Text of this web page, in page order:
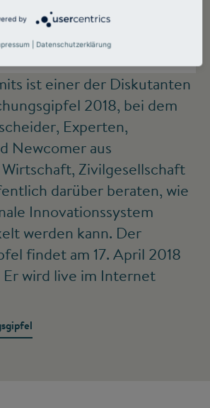
ist einer der Diskutanten
2018, bei dem
Experten,
Newcomer aus
Zivilgesellschaft
darüber beraten, wie
Innovationssystem
werden kann. Der
findet am 17. April 2018
wird live im Internet
by
Datenschutzerklärung